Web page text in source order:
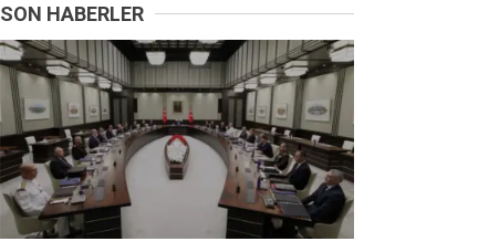
SON HABERLER